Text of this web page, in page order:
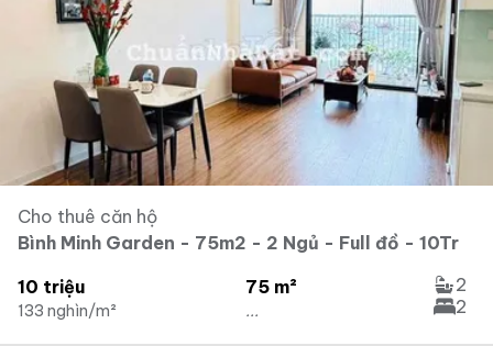
Cho thuê căn hộ
Bình Minh Garden - 75m2 - 2 Ngủ - Full đồ - 10Tr
10 triệu
133 nghìn/m²
75 m²
...
2
2